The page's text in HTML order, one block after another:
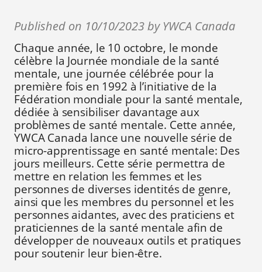
Published on 10/10/2023 by YWCA Canada
Chaque année, le 10 octobre, le monde
célèbre la Journée mondiale de la santé
mentale, une journée célébrée pour la
première fois en 1992 à l’initiative de la
Fédération mondiale pour la santé mentale,
dédiée à sensibiliser davantage aux
problèmes de santé mentale. Cette année,
YWCA Canada lance une nouvelle série de
micro-apprentissage en santé mentale: Des
jours meilleurs. Cette série permettra de
mettre en relation les femmes et les
personnes de diverses identités de genre,
ainsi que les membres du personnel et les
personnes aidantes, avec des praticiens et
praticiennes de la santé mentale afin de
développer de nouveaux outils et pratiques
pour soutenir leur bien-être.